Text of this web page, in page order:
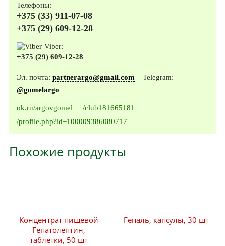
Телефоны:
+375 (33) 911-07-08
+375 (29) 609-12-28
Viber:
+375 (29) 609-12-28
Эл. почта: partnerargo@gmail.com Telegram:
@gomelargo
ok.ru/argovgomel
/club181665181
/profile.php?id=100009386080717
Похожие продукты
Концентрат пищевой
Гепатолептин,
таблетки, 50 шт
Гепаль, капсулы, 30 шт